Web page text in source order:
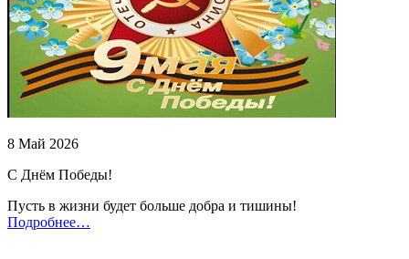
8 Май 2026
С Днём Победы!
Пусть в жизни будет больше добра и тишины!
Подробнее…